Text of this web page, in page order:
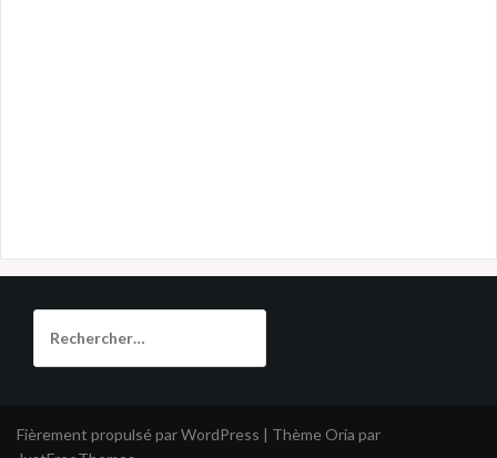
Fièrement propulsé par WordPress | Thème Oria par